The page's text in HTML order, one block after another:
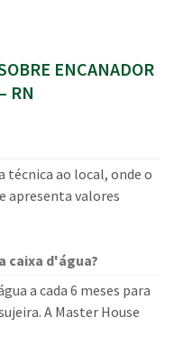
ENCANADOR
RN
técnica ao local, onde o
apresenta valores
caixa d'água?
a cada 6 meses para
A Master House